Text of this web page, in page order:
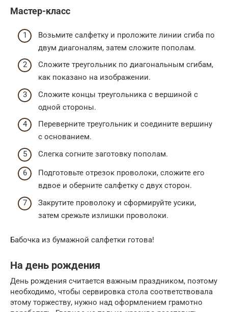
Мастер-класс
Возьмите салфетку и проложите линии сгиба по
двум диагоналям, затем сложите пополам.
Сложите треугольник по диагональным сгибам,
как показано на изображении.
Сложите концы треугольника с вершиной с
одной стороны.
Переверните треугольник и соедините вершину
с основанием.
Слегка согните заготовку пополам.
Подготовьте отрезок проволоки, сложите его
вдвое и оберните салфетку с двух сторон.
Закрутите проволоку и сформируйте усики,
затем срежьте излишки проволоки.
Бабочка из бумажной салфетки готова!
На день рождения
День рождения считается важным праздником, поэтому
необходимо, чтобы сервировка стола соответствовала
этому торжеству, нужно над оформлением грамотно